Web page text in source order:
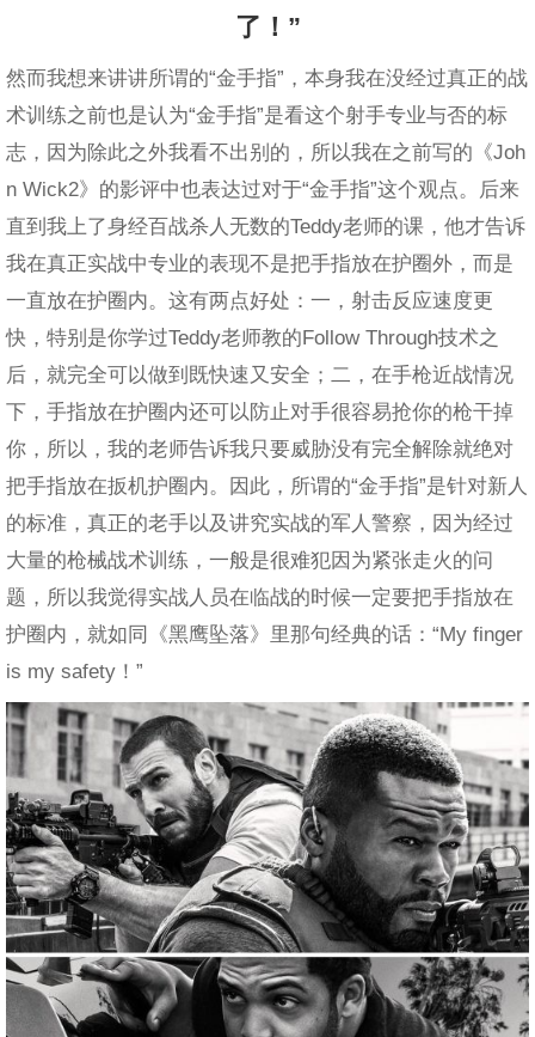
了！”
然而我想来讲讲所谓的“金手指”，本身我在没经过真正的战
术训练之前也是认为“金手指”是看这个射手专业与否的标
志，因为除此之外我看不出别的，所以我在之前写的《Joh
n Wick2》的影评中也表达过对于“金手指”这个观点。后来
直到我上了身经百战杀人无数的Teddy老师的课，他才告诉
我在真正实战中专业的表现不是把手指放在护圈外，而是
一直放在护圈内。这有两点好处：一，射击反应速度更
快，特别是你学过Teddy老师教的Follow Through技术之
后，就完全可以做到既快速又安全；二，在手枪近战情况
下，手指放在护圈内还可以防止对手很容易抢你的枪干掉
你，所以，我的老师告诉我只要威胁没有完全解除就绝对
把手指放在扳机护圈内。因此，所谓的“金手指”是针对新人
的标准，真正的老手以及讲究实战的军人警察，因为经过
大量的枪械战术训练，一般是很难犯因为紧张走火的问
题，所以我觉得实战人员在临战的时候一定要把手指放在
护圈内，就如同《黑鹰坠落》里那句经典的话：“My finger
is my safety！”